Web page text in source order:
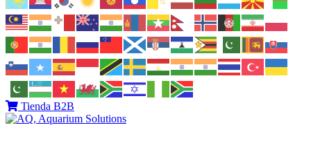
Tienda B2B